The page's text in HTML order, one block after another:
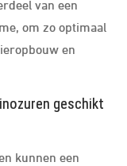
om zo optimaal
en
geschikt
kunnen een